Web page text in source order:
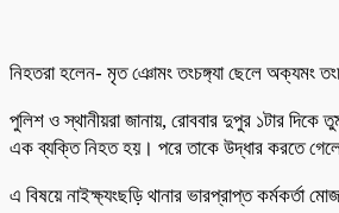
নিহতরা হলেন- মৃত ঞোমং তংচঙ্গ্যা ছেলে অক্যমং
পুলিশ ও স্থানীয়রা জানায়, রোববার দুপুর ১টার দিকে
এক ব্যক্তি নিহত হয়। পরে তাকে উদ্ধার করতে
এ বিষয়ে নাইক্ষ্যংছড়ি থানার ভারপ্রাপ্ত কর্মকর্তা